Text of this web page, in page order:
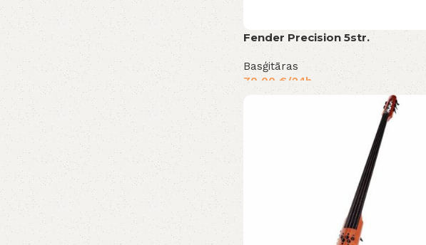
Fender Precision 5str.
Basģitāras
70,00 € /24h